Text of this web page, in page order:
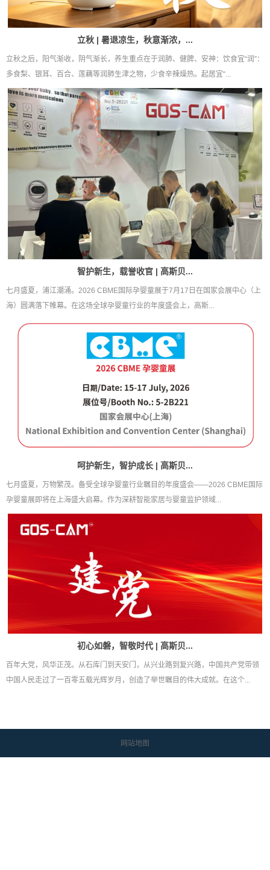
立秋 | 暑退凉生，秋意渐浓，...
立秋之后，阳气渐收，阴气渐长，养生重点在于润肺、健脾、安神：饮食宜“润”：
多食梨、银耳、百合、莲藕等润肺生津之物，少食辛辣燥热。起居宜“...
智护新生，载誉收官 | 高斯贝...
七月盛夏，浦江潮涌。2026 CBME国际孕婴童展于7月17日在国家会展中心（上
海）圆满落下帷幕。在这场全球孕婴童行业的年度盛会上，高斯...
呵护新生，智护成长 | 高斯贝...
七月盛夏，万物繁茂。备受全球孕婴童行业瞩目的年度盛会——2026 CBME国际
孕婴童展即将在上海盛大启幕。作为深耕智能家居与婴童监护领域...
初心如磐，智敬时代 | 高斯贝...
百年大党，风华正茂。从石库门到天安门，从兴业路到复兴路，中国共产党带领
中国人民走过了一百零五载光辉岁月，创造了举世瞩目的伟大成就。在这个...
网站地图